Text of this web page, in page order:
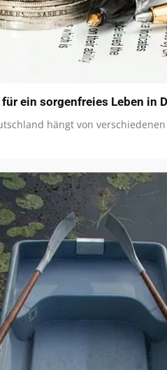
ein sorgenfreies Leben in
hängt von